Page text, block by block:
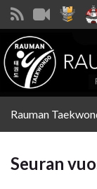
Rauman
Seuran